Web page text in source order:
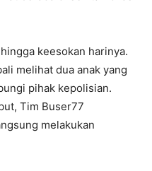
keesokan harinya.
melihat dua anak yang
pihak kepolisian.
Tim Buser77
melakukan